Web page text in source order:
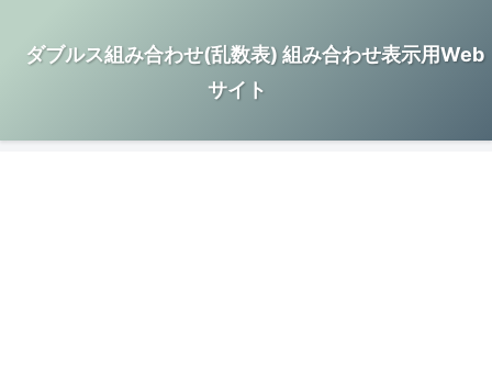
ダブルス組み合わせ(乱数表) 組み合わせ表示用Web
サイト